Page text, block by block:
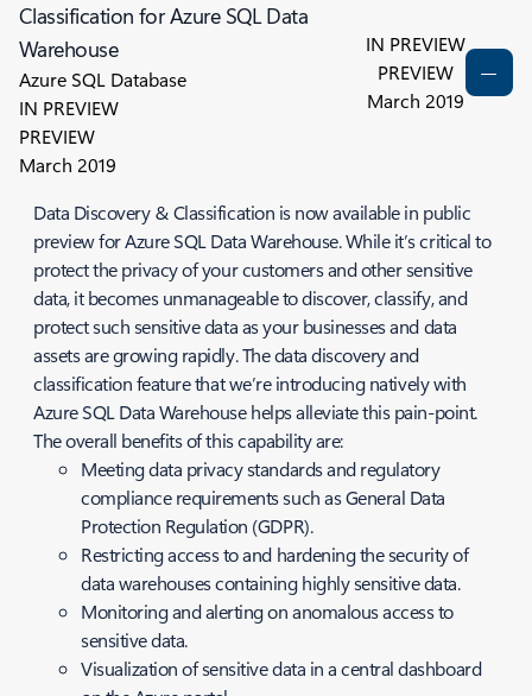
Classification for Azure SQL Data
Warehouse
Azure SQL Database
IN PREVIEW
PREVIEW
March 2019
IN PREVIEW
PREVIEW
March 2019
Data Discovery & Classification is now available in public
preview for Azure SQL Data Warehouse. While it’s critical to
protect the privacy of your customers and other sensitive
data, it becomes unmanageable to discover, classify, and
protect such sensitive data as your businesses and data
assets are growing rapidly. The data discovery and
classification feature that we’re introducing natively with
Azure SQL Data Warehouse helps alleviate this pain-point.
The overall benefits of this capability are:
Meeting data privacy standards and regulatory
compliance requirements such as General Data
Protection Regulation (GDPR).
Restricting access to and hardening the security of
data warehouses containing highly sensitive data.
Monitoring and alerting on anomalous access to
sensitive data.
Visualization of sensitive data in a central dashboard